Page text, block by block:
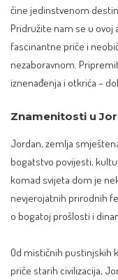
čine jedinstvenom
Pridružite nam se u
fascinantne priče i
nezaboravnom.
iznenađenja i otkrića –
Znamenitosti u
Jordan, zemlja
bogatstvo povijesti,
komad svijeta dom je
nevjerojatnih prirodnih
o bogatoj prošlosti i
Od mističnih pustinjskih
priče starih civilizacija,